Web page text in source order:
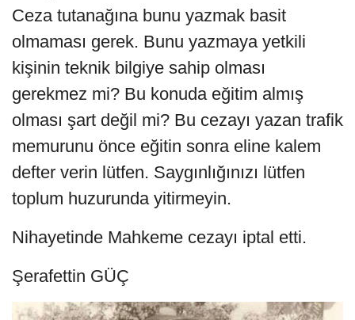
Ceza tutanağına bunu yazmak basit
olmaması gerek. Bunu yazmaya yetkili
kişinin teknik bilgiye sahip olması
gerekmez mi? Bu konuda eğitim almış
olması şart değil mi? Bu cezayı yazan trafik
memurunu önce eğitin sonra eline kalem
defter verin lütfen. Saygınlığınızı lütfen
toplum huzurunda yitirmeyin.
Nihayetinde Mahkeme cezayı iptal etti.
Şerafettin GÜÇ